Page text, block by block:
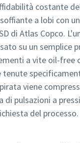
costante
a lobi con
di Atlas Copco.
su un semplice
a vite oil-free
tenute
viene
di pulsazioni a
del processo.